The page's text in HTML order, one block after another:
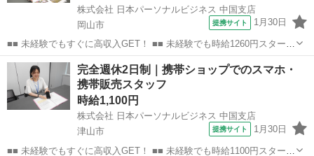
株式会社 日本パーソナルビジネス 中国支店
岡山市
提携サイト 1月30日
■■ 未経験でもすぐに高収入GET！ ■■ 未経験でも時給1260円スタート
なので、すぐに高収入!! 社員登用制度もあるので、ゆくゆくは社員に
なんてキャリアアップも目指せます!! ■■ 来社不要！カンタン電話登
録!! ■■...
岡山 岡山市 店長
完全週休2日制｜携帯ショップでのスマホ・
携帯販売スタッフ
時給1,100円
株式会社 日本パーソナルビジネス 中国支店
津山市
提携サイト 1月30日
■■ 未経験でもすぐに高収入GET！ ■■ 未経験でも時給1100円スタート